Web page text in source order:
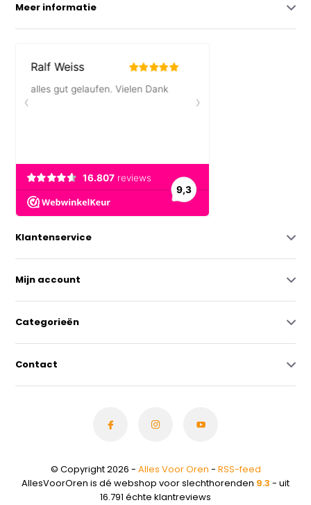
Meer informatie
Klantenservice
Mijn account
Categorieën
Contact
© Copyright 2026 - Alles Voor Oren - RSS-feed
AllesVoorOren is dé webshop voor slechthorenden 9.3 - uit
16.791 échte klantreviews